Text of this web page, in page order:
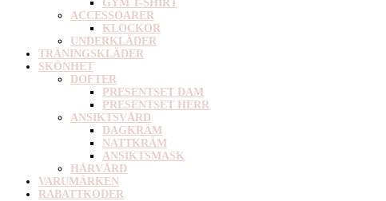
GYM T-SHIRT
ACCESSOARER
KLOCKOR
UNDERKLÄDER
TRÄNINGSKLÄDER
SKÖNHET
DOFTER
PRESENTSET DAM
PRESENTSET HERR
ANSIKTSVÅRD
DAGKRÄM
NATTKRÄM
ANSIKTSMASK
HÅRVÅRD
VARUMÄRKEN
RABATTKODER